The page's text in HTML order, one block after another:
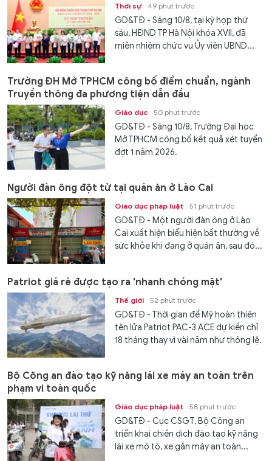
Thời sự 49 phút trước
GD&TĐ - Sáng 10/8, tại kỳ họp thứ
sáu, HĐND TP Hà Nội khóa XVII, đã
miễn nhiệm chức vụ Ủy viên UBND...
Trường ĐH Mở TPHCM công bố điểm chuẩn, ngành
Truyền thông đa phương tiện dẫn đầu
Giáo dục 50 phút trước
GD&TĐ - Sáng 10/8, Trường Đại học
Mở TPHCM công bố kết quả xét tuyển
đợt 1 năm 2026.
Người đàn ông đột tử tại quán ăn ở Lào Cai
Giáo dục pháp luật 51 phút trước
GD&TĐ - Một người đàn ông ở Lào
Cai xuất hiện biểu hiện bất thường về
sức khỏe khi đang ở quán ăn, sau đó...
Patriot giá rẻ được tạo ra 'nhanh chóng mặt'
Thế giới 52 phút trước
GD&TĐ - Thời gian để Mỹ hoàn thiện
tên lửa Patriot PAC-3 ACE dự kiến chỉ
18 tháng thay vì vài năm như thông lệ.
Bộ Công an đào tạo kỹ năng lái xe máy an toàn trên
phạm vi toàn quốc
Giáo dục pháp luật 58 phút trước
GD&TĐ - Cục CSGT, Bộ Công an
triển khai chiến dịch đào tạo kỹ năng
lái xe mô tô, xe gắn máy an toàn...